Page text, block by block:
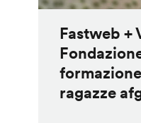
Fastweb +
ragazze